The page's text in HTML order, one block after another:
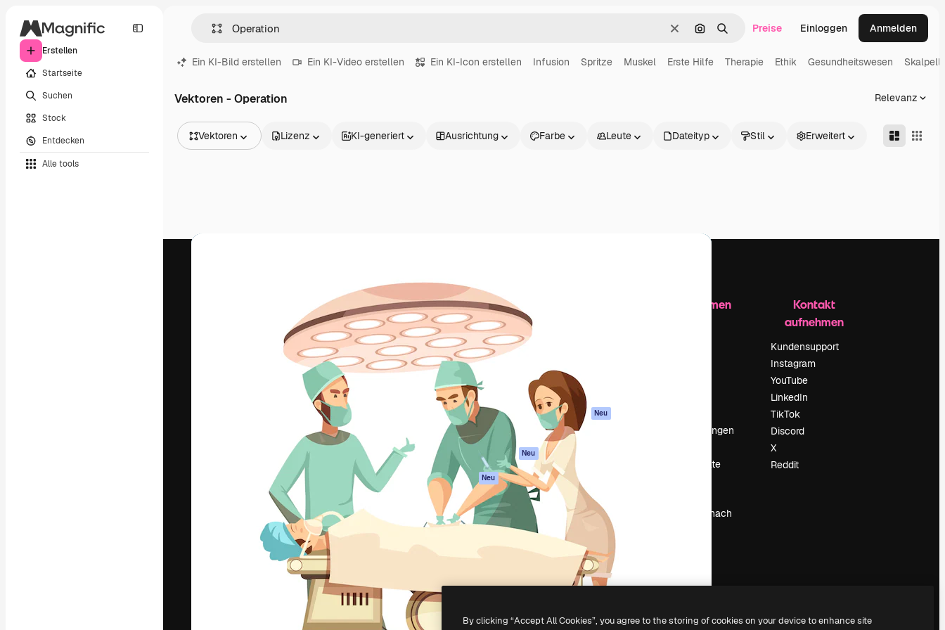
Erstellen
Startseite
Suchen
Stock
Entdecken
Alle tools
LöschenNach Bild suchen
SuchenPreise Einloggen Anmelden
Ein KI-Bild erstellen Ein KI-Video erstellen Ein KI-Icon erstellen Infusion Spritze Muskel Erste Hilfe Therapie Ethik Gesundheitswesen Skalpell
Vektoren - Operation Relevanz
Vektoren
Videos
Lizenz KI-generiert Ausrichtung Farbe Leute Dateityp Stil Erweitert
Die kreative Plattform, um deine beste
Arbeit zu verwirklichen. Mehr als 1 Million
Abonnenten unter Kreativen, Unternehmen,
Agenturen und Studios.
Produkte
Spaces
KI-Assistent
KI-Bildgenerator
KI-Videogenerator
KI-
Stimmengenerator
Stock-Inhalte
MCP für
Claude/ChatGPT
Neu
Agenten Neu
API
Mobile App
Alle Magnific-Tools
AGB
Datenschutzerklärung
Originale
Neu
Cookie-Richtlinie
Vertrauenszentrum
Partner
Unternehmen
Unternehmen
Veranstaltungen
Deine Inhalte
Suchst du nach
Kontakt
aufnehmen
Kundensupport
Instagram
YouTube
LinkedIn
TikTok
Discord
X
Reddit
Copyright © 2010-2026
By clicking “Accept All Cookies”, you agree to the storing of cookies on your device to enhance site